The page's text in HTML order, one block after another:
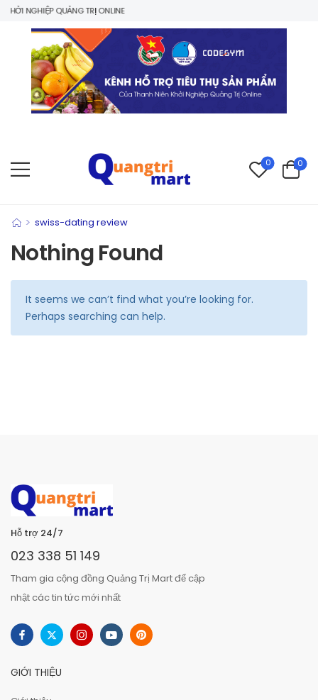
NGHIỆP QUẢNG TRỊ ONLINE
0 0
> swiss-dating review
Nothing Found
It seems we can’t find what you’re looking for.
Perhaps searching can help.
Hỗ trợ 24/7
023 338 51 149
Tham gia cộng đồng Quảng Trị Mart để cập
nhật các tin tức mới nhất
GIỚI THIỆU